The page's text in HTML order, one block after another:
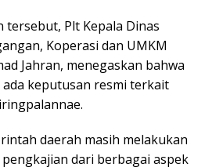
Plt Kepala Dinas
Koperasi dan UMKM
Jahran, menegaskan bahwa
keputusan resmi terkait
daerah masih melakukan
dari berbagai aspek